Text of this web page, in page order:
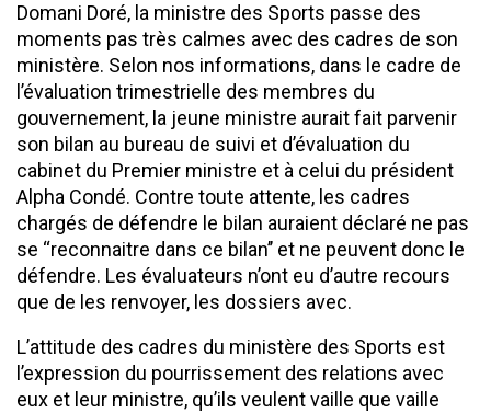
Domani Doré, la ministre des Sports passe des
moments pas très calmes avec des cadres de son
ministère. Selon nos informations, dans le cadre de
l’évaluation trimestrielle des membres du
gouvernement, la jeune ministre aurait fait parvenir
son bilan au bureau de suivi et d’évaluation du
cabinet du Premier ministre et à celui du président
Alpha Condé. Contre toute attente, les cadres
chargés de défendre le bilan auraient déclaré ne pas
se ‘‘reconnaitre dans ce bilan’’ et ne peuvent donc le
défendre. Les évaluateurs n’ont eu d’autre recours
que de les renvoyer, les dossiers avec.
L’attitude des cadres du ministère des Sports est
l’expression du pourrissement des relations avec
eux et leur ministre, qu’ils veulent vaille que vaille